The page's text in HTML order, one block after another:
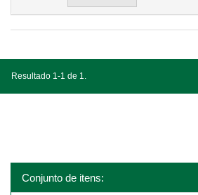
Resultado 1-1 de 1.
Conjunto de itens: